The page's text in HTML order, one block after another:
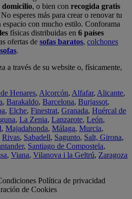
, o bien con recogida gratis
No esperes más para crear o renovar tu
con mucho estilo. Conforama
físicas distribuidas en 6 países
ofertas de sofas baratos, colchones
.
a través de su website o, físicamente,
Henares, Alcorcón, Alfafar, Alicante,
, Barakaldo, Barcelona, Burjassot,
, Elche, Finestrat, Granada, Huércal de
, La Zenia, Lanzarote, León,
, Majadahonda, Málaga, Murcia,
Rivas, Sabadell, Sagunto, Salt, Girona,
, Santiago de Compostela,
, Viana, Vilanova i la Geltrú, Zaragoza
Política de privacidad
de Cookies